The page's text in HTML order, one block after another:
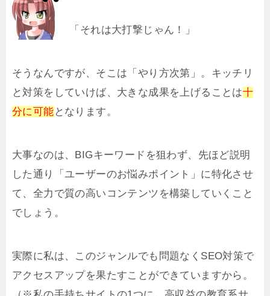
「それは大打撃じゃん！」
そうなんですが、そこは「やり方次第」。キッチリ
と対策をしていけば、大きな成果を上げることは十
分に可能 となります。
大事なのは、BIGキーワードを狙わず、先ほど説明
した通り「ユーザーのお悩みポイント」に特化させ
て、全力で質の高いコンテンツを構築していくこと
でしょう。
実際に私は、このジャンルでも問題なくSEO対策で
アクセスアップを果たすことができていますから。